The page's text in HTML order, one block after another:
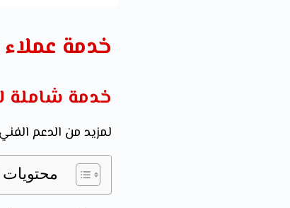
خدمة
خدمة شاملة
لمزيد من الدعم
محتويات